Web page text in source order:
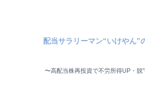
配当サラリーマン“いけやん”
〜高配当株再投資で不労所得UP・脱"